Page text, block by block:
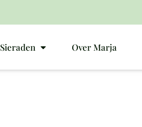
Sieraden Over Marja